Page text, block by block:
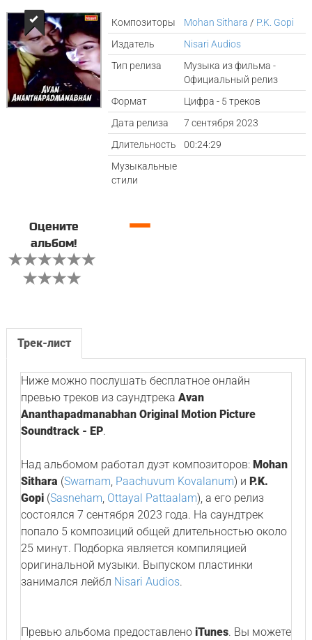
Композиторы Mohan Sithara / P.K. Gopi
Издатель
Nisari Audios
Тип релиза
Музыка из фильма -
Официальный релиз
Формат
Цифра - 5 треков
Дата релиза
7 сентября 2023
Длительность
00:24:29
Музыкальные
стили
Оцените
альбом!
—
Трек-лист
Ниже можно послушать бесплатное онлайн
превью треков из саундтрека Avan
Ananthapadmanabhan Original Motion Picture
Soundtrack - EP.
Над альбомом работал дуэт композиторов: Mohan
Sithara (Swarnam, Paachuvum Kovalanum) и P.K.
Gopi(Sasneham, Ottayal Pattaalam), а его релиз
состоялся 7 сентября 2023 года. На саундтрек
попало 5 композиций общей длительностью около
25 минут. Подборка является компиляцией
оригинальной музыки. Выпуском пластинки
занимался лейбл Nisari Audios.
Превью альбома предоставлено iTunes. Вы можете